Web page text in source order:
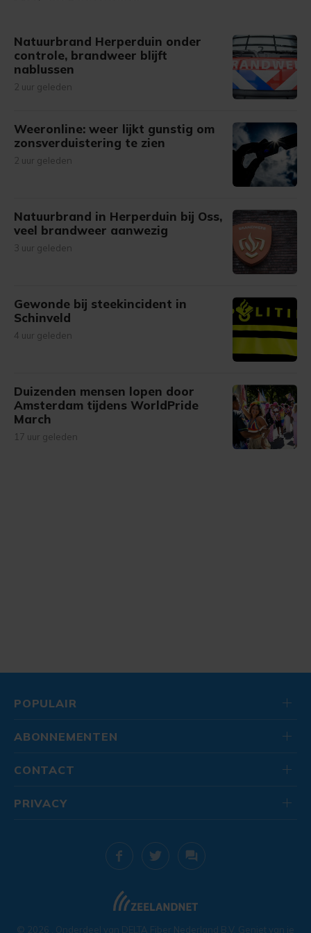
Natuurbrand Herperduin onder
controle, brandweer blijft
nablussen
2 uur geleden
Weeronline: weer lijkt gunstig om
zonsverduistering te zien
2 uur geleden
Natuurbrand in Herperduin bij Oss,
veel brandweer aanwezig
3 uur geleden
Gewonde bij steekincident in
Schinveld
4 uur geleden
Duizenden mensen lopen door
Amsterdam tijdens WorldPride
March
17 uur geleden
POPULAIR
ABONNEMENTEN
CONTACT
© 2026 . Onderdeel van DELTA Fiber Nederland B.V. Geniet van je
PRIVACY